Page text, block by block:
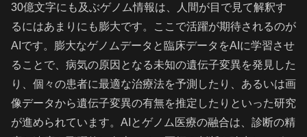
30億文字にも及ぶゲノム情報は、人間が目で見て解釈す
るにはあまりにも膨大です。ここで活躍が期待されるのが
AIです。膨大なゲノムデータと臨床データをAIに学習させ
ることで、病気の原因となる未知の遺伝子変異を発見した
り、個々の患者に最適な治療法を予測したり、あるいは画
像データから遺伝子変異の有無を推定したりといった研究
が進められています。AIとゲノム医療の融合は、診断の精